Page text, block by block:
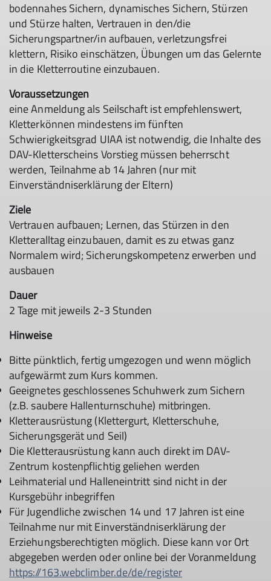
bodennahes Sichern, dynamisches Sichern, Stürzen
und Stürze halten, Vertrauen in den/die
Sicherungspartner/in aufbauen, verletzungsfrei
klettern, Risiko einschätzen, Übungen um das Gelernte
in die Kletterroutine einzubauen.
Voraussetzungen
eine Anmeldung als Seilschaft ist empfehlenswert,
Kletterkönnen mindestens im fünften
Schwierigkeitsgrad UIAA ist notwendig, die Inhalte des
DAV-Kletterscheins Vorstieg müssen beherrscht
werden, Teilnahme ab 14 Jahren (nur mit
Einverständniserklärung der Eltern)
Ziele
Vertrauen aufbauen; Lernen, das Stürzen in den
Kletteralltag einzubauen, damit es zu etwas ganz
Normalem wird; Sicherungskompetenz erwerben und
ausbauen
Dauer
2 Tage mit jeweils 2-3 Stunden
Hinweise
Bitte pünktlich, fertig umgezogen und wenn möglich
aufgewärmt zum Kurs kommen.
Geeignetes geschlossenes Schuhwerk zum Sichern
(z.B. saubere Hallenturnschuhe) mitbringen.
Kletterausrüstung (Klettergurt, Kletterschuhe,
Sicherungsgerät und Seil)
Die Kletterausrüstung kann auch direkt im DAV-
Zentrum kostenpflichtig geliehen werden
Leihmaterial und Halleneintritt sind nicht in der
Kursgebühr inbegriffen
Für Jugendliche zwischen 14 und 17 Jahren ist eine
Teilnahme nur mit Einverständniserklärung der
Erziehungsberechtigten möglich. Diese kann vor Ort
abgegeben werden oder online bei der Voranmeldung
https://163.webclimber.de/de/register